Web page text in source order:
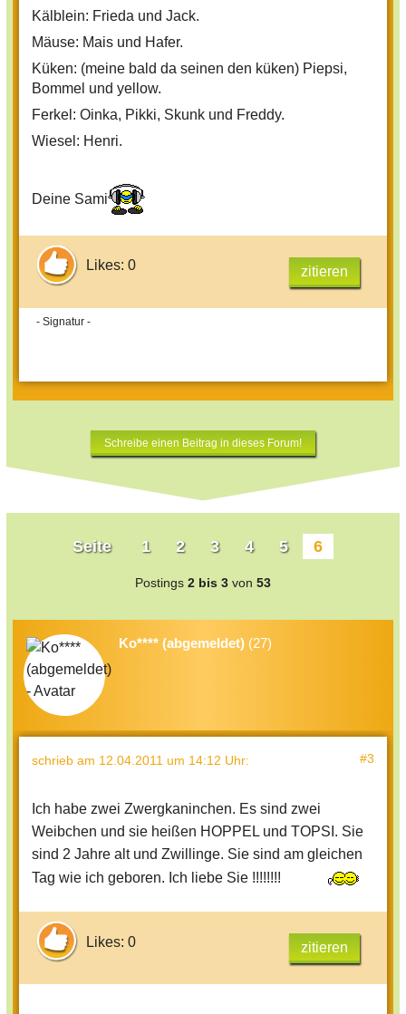
Kälblein: Frieda und Jack.
Mäuse: Mais und Hafer.
Küken: (meine bald da seinen den küken) Piepsi,
Bommel und yellow.
Ferkel: Oinka, Pikki, Skunk und Freddy.
Wiesel: Henri.
Deine Sami
Likes: 0 zitieren
- Signatur -
Schreibe einen Beitrag in dieses Forum!
Seite 1 2 3 4 5 6
Postings 2 bis 3 von 53
Ko**** (abgemeldet) (27)
schrieb am 12.04.2011 um 14:12 Uhr: #3
Ich habe zwei Zwergkaninchen. Es sind zwei
Weibchen und sie heißen HOPPEL und TOPSI. Sie
sind 2 Jahre alt und Zwillinge. Sie sind am gleichen
Tag wie ich geboren. Ich liebe Sie !!!!!!!!
Likes: 0 zitieren